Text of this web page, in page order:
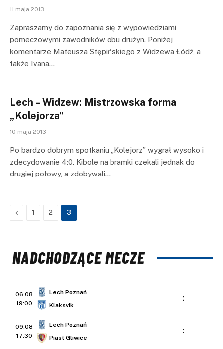
11 maja 2013
Zapraszamy do zapoznania się z wypowiedziami
pomeczowymi zawodników obu drużyn. Poniżej
komentarze Mateusza Stępińskiego z Widzewa Łódź, a
także Ivana…
Lech – Widzew: Mistrzowska forma
„Kolejorza”
10 maja 2013
Po bardzo dobrym spotkaniu „Kolejorz” wygrał wysoko i
zdecydowanie 4:0. Kibole na bramki czekali jednak do
drugiej połowy, a zdobywali…
Previous
1 2 3
NADCHODZĄCE MECZE
06.08
19:00
Lech Poznań
Klaksvik
:
09.08
17:30
Lech Poznań
Piast Gliwice
: